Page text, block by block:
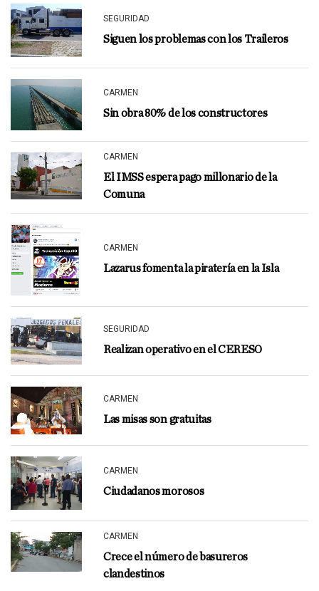
SEGURIDAD
Siguen los problemas con los Traileros
CARMEN
Sin obra 80% de los constructores
CARMEN
El IMSS espera pago millonario de la
Comuna
CARMEN
Lazarus fomenta la piratería en la Isla
SEGURIDAD
Realizan operativo en el CERESO
CARMEN
Las misas son gratuitas
CARMEN
Ciudadanos morosos
CARMEN
Crece el número de basureros
clandestinos